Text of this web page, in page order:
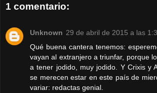
1 comentario:
Unknown 29 de abril de 2015 a las
Qué buena cantera tenemos:
vayan al extranjero a triunfar, porque
a tener jodido, muy jodido. Y Crixis y
se merecen estar en este país de
variar: redactas genial.